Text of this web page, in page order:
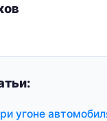
угоне